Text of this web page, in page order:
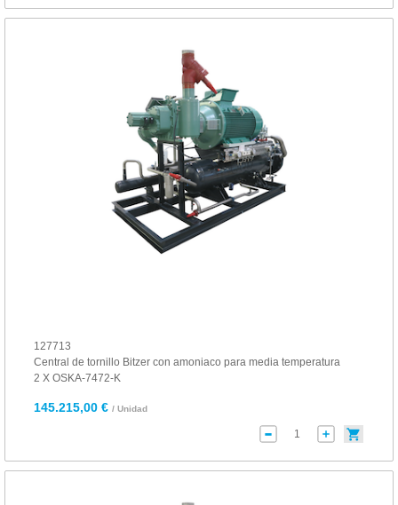
127713
Central de tornillo Bitzer con amoniaco para media temperatura
2 X OSKA-7472-K
145.215,00 € / Unidad